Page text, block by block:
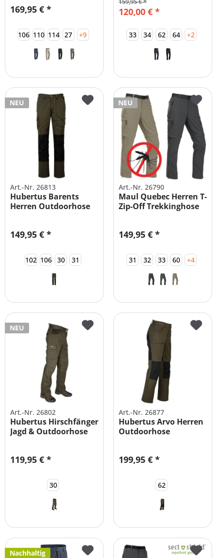
169,95 € *
106 110 114 27 +9
120,00 € *
159,95 € *
33 34 62 64 +2
NEU
Art.-Nr. 26813
Hubertus Barents
Herren Outdoorhose
149,95 € *
102 106 30 31
NEU
Art.-Nr. 26790
Maul Quebec Herren T-
Zip-Off Trekkinghose
149,95 € *
31 32 33 60 +4
NEU
Art.-Nr. 26802
Hubertus Hirschfänger
Jagd & Outdoorhose
119,95 € *
30
Art.-Nr. 26877
Hubertus Arvo Herren
Outdoorhose
199,95 € *
62
Nachhaltig